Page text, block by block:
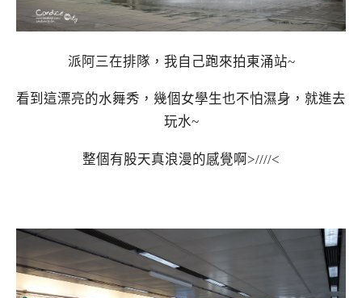
派阿三在排隊，我自己跑來拍東涌站~
看到這漂亮的水舞秀，幾個女學生也不怕濕身，就進去
玩水~
整個有股天真浪漫的感覺啊>////<